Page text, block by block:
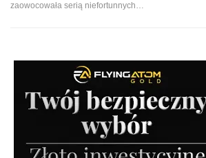
zaowocowała serią niefortunnych…